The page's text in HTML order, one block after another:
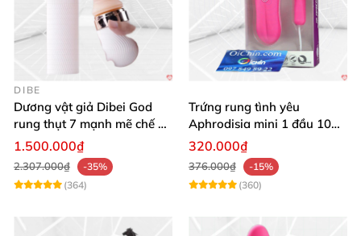
DIBE
Dương vật giả Dibei God
rung thụt 7 mạnh mẽ chế độ
tỏa nhiệt
1.500.000₫
2.307.000₫
-35%
(364)
Trứng rung tình yêu
Aphrodisia mini 1 đầu 10
chế độ rung đa năng
320.000₫
376.000₫
-15%
(360)